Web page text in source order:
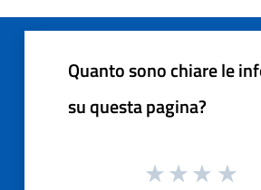
Quanto sono chiare le
su questa pagina?